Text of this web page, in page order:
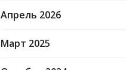
Апрель 2026
Март 2025